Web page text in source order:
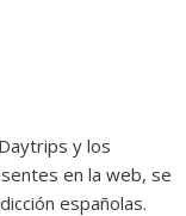
y los
en la web, se
españolas.